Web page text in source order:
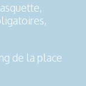
de la place